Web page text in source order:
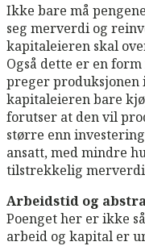
Ikke bare må
seg merverdi og
kapitaleieren skal
Også dette er en
preger produksjonen
kapitaleieren bare
forutser at den vil
større enn
ansatt, med mindre
tilstrekkelig
Arbeidstid og
Poenget her er ikke
arbeid og kapital er